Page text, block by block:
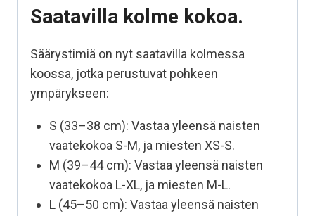
Saatavilla kolme kokoa.
Säärystimiä on nyt saatavilla kolmessa
koossa, jotka perustuvat pohkeen
ympärykseen:
S (33–38 cm): Vastaa yleensä naisten
vaatekokoa S-M, ja miesten XS-S.
M (39–44 cm): Vastaa yleensä naisten
vaatekokoa L-XL, ja miesten M-L.
L (45–50 cm): Vastaa yleensä naisten